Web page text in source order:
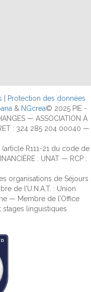
Protection des données
& NGcrea© 2025 PIE -
— ASSOCIATION À
: 324 285 204 00040 —
R111-21 du code de
: UNAT — RCP :
organisations de Séjours
de l’U.N.A.T. : Union
— Membre de l’Office
stages linguistiques